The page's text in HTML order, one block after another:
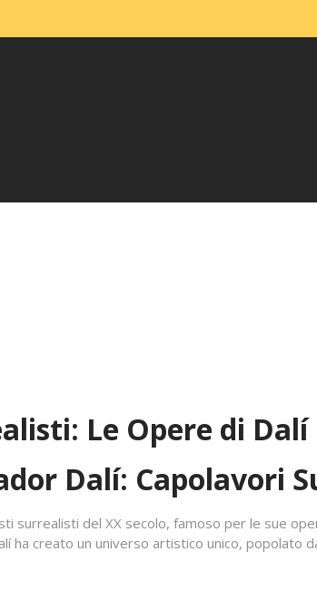
Le Opere di Dalí
Dalí: Capolavori
surrealisti del XX secolo, famoso per le sue
ha creato un universo artistico unico, popolato